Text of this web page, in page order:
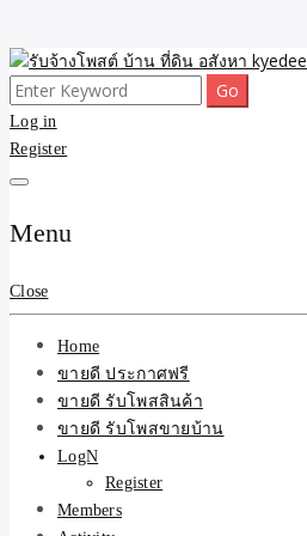
Skip
to
content
รับจ้างโพสต์ บ้
และบริการ
ขายดี โพสประกาศขายสินค้าฟรี บ้าน ที่ดิ
Search
for:
Log in
Register
Menu
Close
Home
ขายดี ประกาศฟรี
ขายดี รับโพสสินค้า
ขายดี รับโพสขายบ้าน
LogN
Register
Members